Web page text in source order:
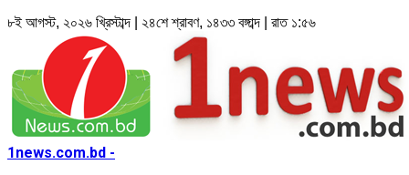
৮ই আগস্ট, ২০২৬ খ্রিস্টাব্দ | ২৪শে শ্রাবণ, ১৪৩৩ বঙ্গাব্দ | রাত ১:৫৬
1news.com.bd -